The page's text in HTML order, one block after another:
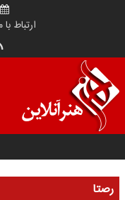
ارتباط با
رصتا